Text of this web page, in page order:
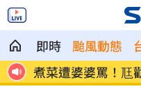
即時 颱風動態
台
新／白海豚近北部
報